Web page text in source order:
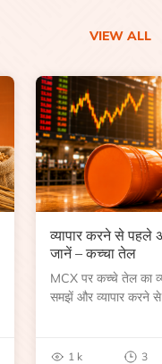
VIEW ALL
व्यापार करने से पहले
जानें – कच्चा तेल
MCX पर कच्चे तेल का
समझें और व्यापार करने
जानें।1 k
3